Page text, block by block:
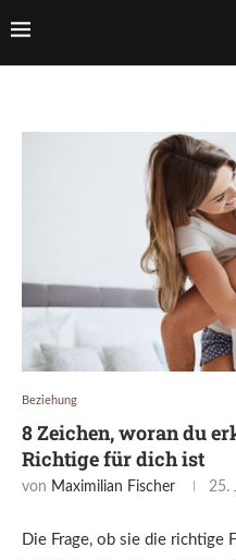
Beziehung
8 Zeichen, woran du
Richtige für dich ist
von Maximilian Fischer 25.
Die Frage, ob sie die richtige